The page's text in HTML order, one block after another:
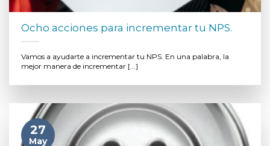
Ocho acciones para incrementar tu NPS.
Vamos a ayudarte a incrementar tu NPS. En una palabra, la
mejor manera de incrementar [...]
27
May